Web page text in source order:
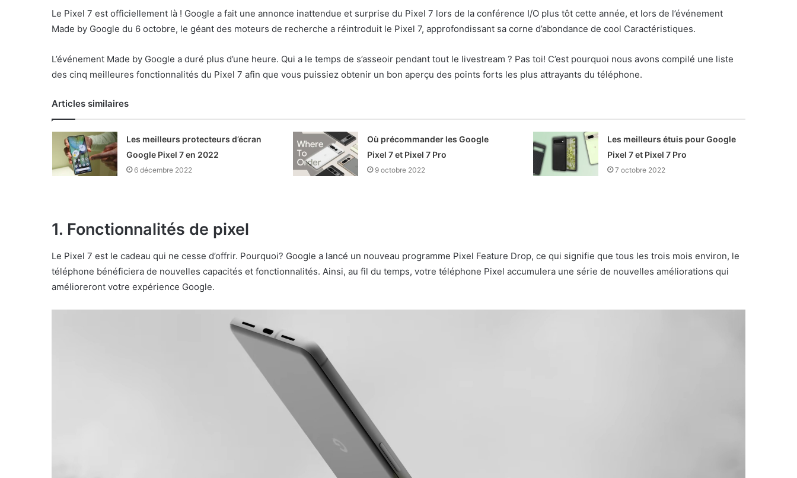
Le Pixel 7 est officiellement là ! Google a fait une annonce inattendue et surprise du Pixel 7 lors de la conférence I/O plus tôt cette année, et lors de l’événement
Made by Google du 6 octobre, le géant des moteurs de recherche a réintroduit le Pixel 7, approfondissant sa corne d’abondance de cool Caractéristiques.
L’événement Made by Google a duré plus d’une heure. Qui a le temps de s’asseoir pendant tout le livestream ? Pas toi! C’est pourquoi nous avons compilé une liste
des cinq meilleures fonctionnalités du Pixel 7 afin que vous puissiez obtenir un bon aperçu des points forts les plus attrayants du téléphone.
Articles similaires
Les meilleurs protecteurs d’écran
Google Pixel 7 en 2022
6 décembre 2022
Où précommander les Google
Pixel 7 et Pixel 7 Pro
9 octobre 2022
Les meilleurs étuis pour Google
Pixel 7 et Pixel 7 Pro
7 octobre 2022
1. Fonctionnalités de pixel
Le Pixel 7 est le cadeau qui ne cesse d’offrir. Pourquoi? Google a lancé un nouveau programme Pixel Feature Drop, ce qui signifie que tous les trois mois environ, le
téléphone bénéficiera de nouvelles capacités et fonctionnalités. Ainsi, au fil du temps, votre téléphone Pixel accumulera une série de nouvelles améliorations qui
amélioreront votre expérience Google.